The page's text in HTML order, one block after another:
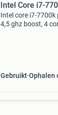
Intel Core i7-
Intel core i7-7700k
4,5 ghz boost, 4
Gebruikt Ophalen